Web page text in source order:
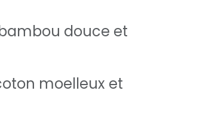
douce et
moelleux et